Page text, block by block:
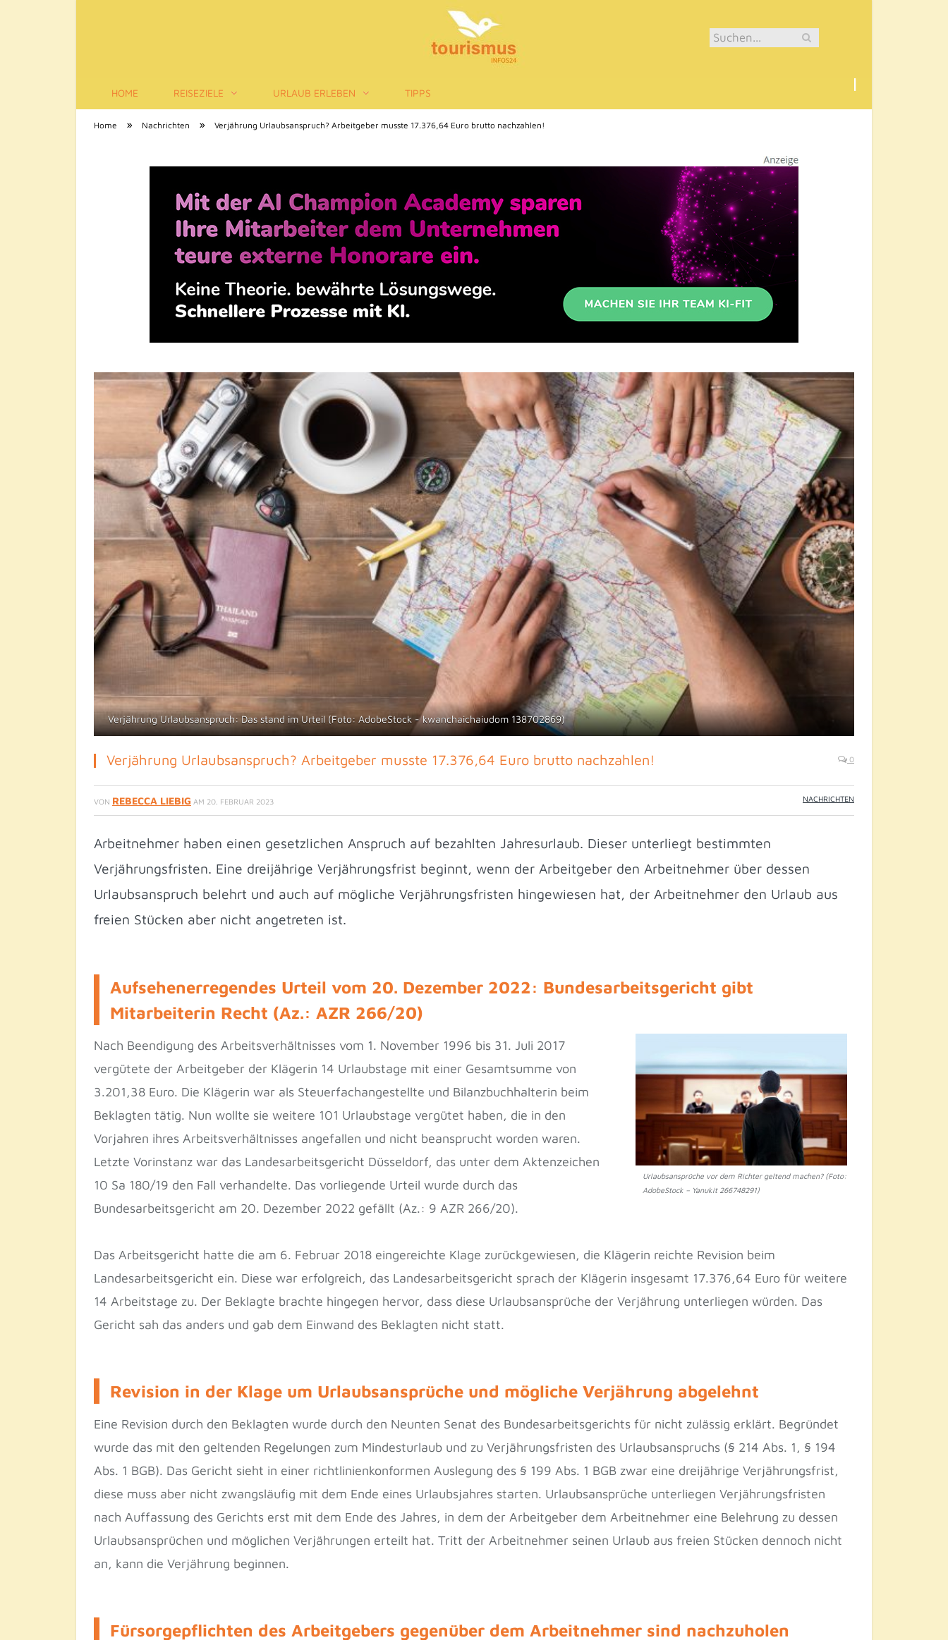
Tourismus-Infos
HOME REISEZIELE URLAUB ERLEBEN TIPPS
Home » Nachrichten » Verjährung Urlaubsanspruch? Arbeitgeber musste 17.376,64 Euro brutto nachzahlen!
Verjährung Urlaubsanspruch: Das stand im Urteil (Foto: AdobeStock - kwanchaichaiudom 138702869)
Verjährung Urlaubsanspruch? Arbeitgeber musste 17.376,64 Euro brutto nachzahlen! 0
VON REBECCA LIEBIG AM 20. FEBRUAR 2023 NACHRICHTEN
Arbeitnehmer haben einen gesetzlichen Anspruch auf bezahlten Jahresurlaub. Dieser unterliegt bestimmten
Verjährungsfristen. Eine dreijährige Verjährungsfrist beginnt, wenn der Arbeitgeber den Arbeitnehmer über dessen
Urlaubsanspruch belehrt und auch auf mögliche Verjährungsfristen hingewiesen hat, der Arbeitnehmer den Urlaub aus
freien Stücken aber nicht angetreten ist.
Aufsehenerregendes Urteil vom 20. Dezember 2022: Bundesarbeitsgericht gibt
Mitarbeiterin Recht (Az.: AZR 266/20)
Urlaubsansprüche vor dem Richter geltend machen? (Foto:
AdobeStock – Yanukit 266748291)
Nach Beendigung des Arbeitsverhältnisses vom 1. November 1996 bis 31. Juli 2017
vergütete der Arbeitgeber der Klägerin 14 Urlaubstage mit einer Gesamtsumme von
3.201,38 Euro. Die Klägerin war als Steuerfachangestellte und Bilanzbuchhalterin beim
Beklagten tätig. Nun wollte sie weitere 101 Urlaubstage vergütet haben, die in den
Vorjahren ihres Arbeitsverhältnisses angefallen und nicht beansprucht worden waren.
Letzte Vorinstanz war das Landesarbeitsgericht Düsseldorf, das unter dem Aktenzeichen
10 Sa 180/19 den Fall verhandelte. Das vorliegende Urteil wurde durch das
Bundesarbeitsgericht am 20. Dezember 2022 gefällt (Az.: 9 AZR 266/20).
Das Arbeitsgericht hatte die am 6. Februar 2018 eingereichte Klage zurückgewiesen, die Klägerin reichte Revision beim
Landesarbeitsgericht ein. Diese war erfolgreich, das Landesarbeitsgericht sprach der Klägerin insgesamt 17.376,64 Euro für weitere
14 Arbeitstage zu. Der Beklagte brachte hingegen hervor, dass diese Urlaubsansprüche der Verjährung unterliegen würden. Das
Gericht sah das anders und gab dem Einwand des Beklagten nicht statt.
Revision in der Klage um Urlaubsansprüche und mögliche Verjährung abgelehnt
Eine Revision durch den Beklagten wurde durch den Neunten Senat des Bundesarbeitsgerichts für nicht zulässig erklärt. Begründet
wurde das mit den geltenden Regelungen zum Mindesturlaub und zu Verjährungsfristen des Urlaubsanspruchs (§ 214 Abs. 1, § 194
Abs. 1 BGB). Das Gericht sieht in einer richtlinienkonformen Auslegung des § 199 Abs. 1 BGB zwar eine dreijährige Verjährungsfrist,
diese muss aber nicht zwangsläufig mit dem Ende eines Urlaubsjahres starten. Urlaubsansprüche unterliegen Verjährungsfristen
nach Auffassung des Gerichts erst mit dem Ende des Jahres, in dem der Arbeitgeber dem Arbeitnehmer eine Belehrung zu dessen
Urlaubsansprüchen und möglichen Verjährungen erteilt hat. Tritt der Arbeitnehmer seinen Urlaub aus freien Stücken dennoch nicht
an, kann die Verjährung beginnen.
Fürsorgepflichten des Arbeitgebers gegenüber dem Arbeitnehmer sind nachzuholen